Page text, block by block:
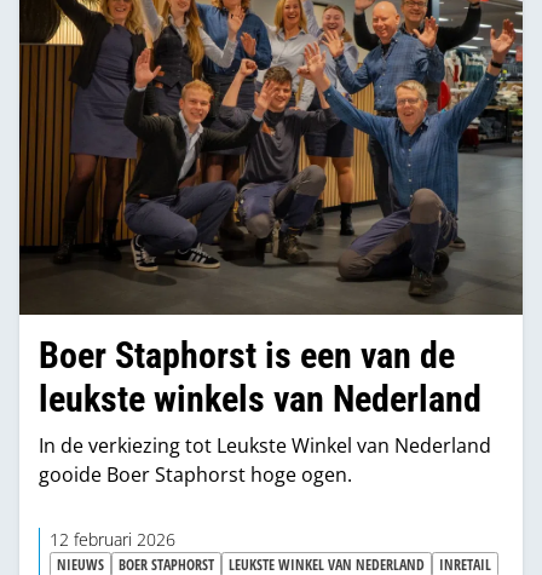
Boer Staphorst is een van de
leukste winkels van Nederland
In de verkiezing tot Leukste Winkel van Nederland
gooide Boer Staphorst hoge ogen.
12 februari 2026
NIEUWS BOER STAPHORST LEUKSTE WINKEL VAN NEDERLAND INRETAIL